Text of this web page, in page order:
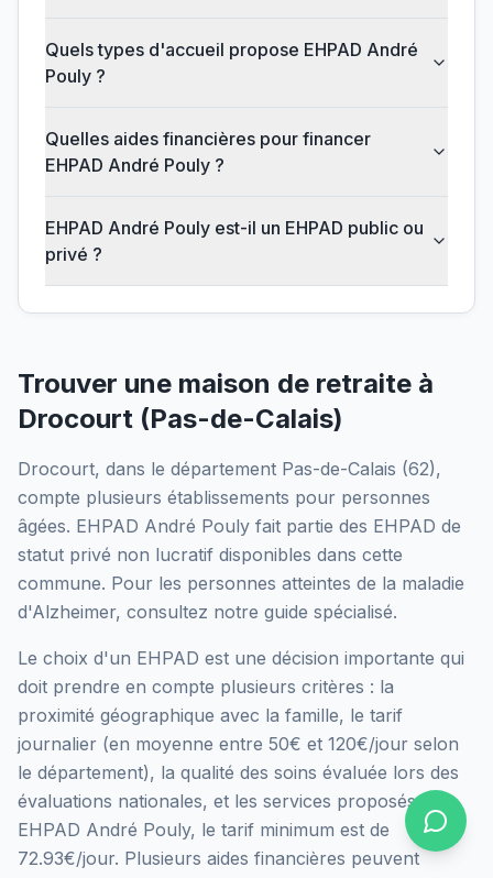
Quels types d'accueil propose EHPAD André
Pouly ?
Quelles aides financières pour financer
EHPAD André Pouly ?
EHPAD André Pouly est-il un EHPAD public ou
privé ?
Trouver une maison de retraite à
Drocourt (Pas-de-Calais)
Drocourt, dans le département Pas-de-Calais (62),
compte plusieurs établissements pour personnes
âgées. EHPAD André Pouly fait partie des EHPAD de
statut privé non lucratif disponibles dans cette
commune. Pour les personnes atteintes de la maladie
d'Alzheimer, consultez notre guide spécialisé.
Le choix d'un EHPAD est une décision importante qui
doit prendre en compte plusieurs critères : la
proximité géographique avec la famille, le tarif
journalier (en moyenne entre 50€ et 120€/jour selon
le département), la qualité des soins évaluée lors des
évaluations nationales, et les services proposés.À
EHPAD André Pouly, le tarif minimum est de
72.93€/jour. Plusieurs aides financières peuvent